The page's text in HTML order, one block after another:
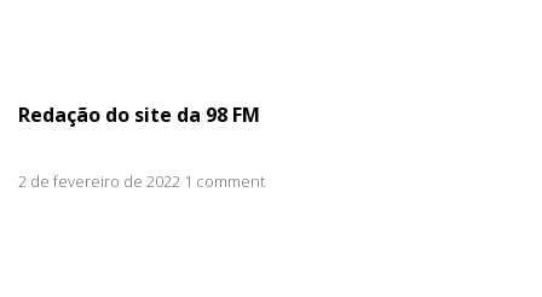
Redação do site da 98 FM
2 de fevereiro de 2022 1 comment